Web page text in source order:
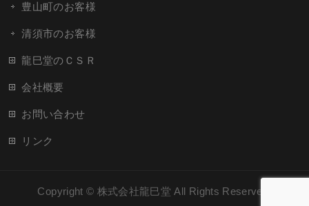
豊山町のお客様
清須市のお客様
龍巳堂のＣＳＲ
会社概要
お問い合わせ
リンク
Copyright © 株式会社龍巳堂All Rights Reserved.